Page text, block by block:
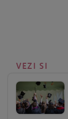
VEZI SI